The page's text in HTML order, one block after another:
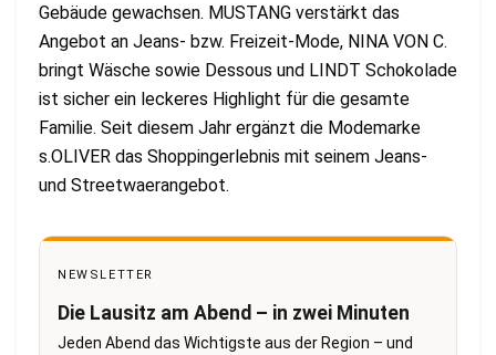
Gebäude gewachsen. MUSTANG verstärkt das
Angebot an Jeans- bzw. Freizeit-Mode, NINA VON C.
bringt Wäsche sowie Dessous und LINDT Schokolade
ist sicher ein leckeres Highlight für die gesamte
Familie. Seit diesem Jahr ergänzt die Modemarke
s.OLIVER das Shoppingerlebnis mit seinem Jeans-
und Streetwaerangebot.
NEWSLETTER
Die Lausitz am Abend – in zwei Minuten
Jeden Abend das Wichtigste aus der Region – und